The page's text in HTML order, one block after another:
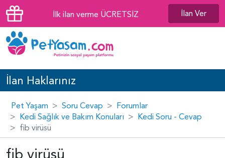
İlk ilan verme ÜCRETSİZ İlan Ver
İlan Haklarınız
Pet Yaşam Soru Cevap
Forumlar
Kedi Sağlık ve Bakım Konuları
Kedi Soru - Cevap
fib virüsü